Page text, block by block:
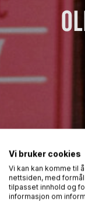
Vi bruker cookies
Vi kan kan komme til
nettsiden, med
tilpasset innhold og
informasjon om